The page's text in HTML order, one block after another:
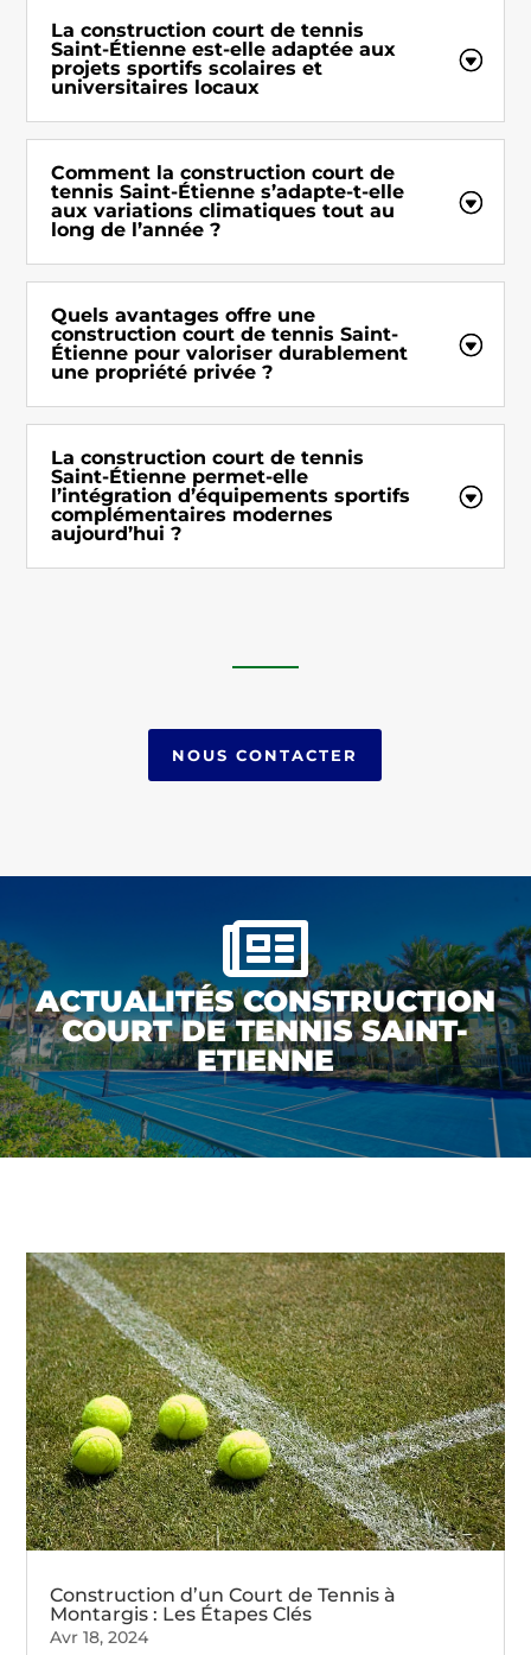
La construction court de tennis
Saint-Étienne est-elle adaptée aux
projets sportifs scolaires et
universitaires locaux
Comment la construction court de
tennis Saint-Étienne s’adapte-t-elle
aux variations climatiques tout au
long de l’année ?
Quels avantages offre une
construction court de tennis Saint-
Étienne pour valoriser durablement
une propriété privée ?
La construction court de tennis
Saint-Étienne permet-elle
l’intégration d’équipements sportifs
complémentaires modernes
aujourd’hui ?
NOUS CONTACTER

ACTUALITÉS CONSTRUCTION
COURT DE TENNIS SAINT-
ETIENNE
Construction d’un Court de Tennis à
Montargis : Les Étapes Clés
Avr 18, 2024